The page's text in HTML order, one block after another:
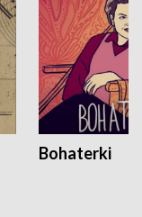
Bohaterki